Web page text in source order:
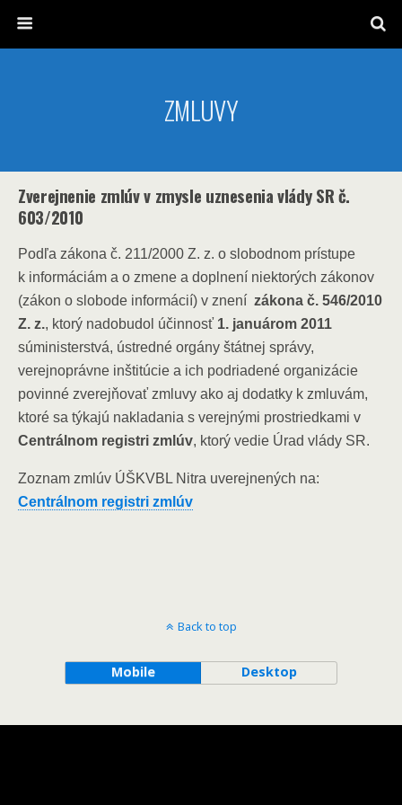
ZMLUVY
Zverejnenie zmlúv v zmysle uznesenia vlády SR č.
603/2010
Podľa zákona č. 211/2000 Z. z. o slobodnom prístupe
k informáciám a o zmene a doplnení niektorých zákonov
(zákon o slobode informácií) v znení zákona č. 546/2010
Z. z., ktorý nadobudol účinnosť 1. januárom 2011
súministerstvá, ústredné orgány štátnej správy,
verejnoprávne inštitúcie a ich podriadené organizácie
povinné zverejňovať zmluvy ako aj dodatky k zmluvám,
ktoré sa týkajú nakladania s verejnými prostriedkami v
Centrálnom registri zmlúv, ktorý vedie Úrad vlády SR.
Zoznam zmlúv ÚŠKVBL Nitra uverejnených na:
Centrálnom registri zmlúv
Back to top
Mobile Desktop